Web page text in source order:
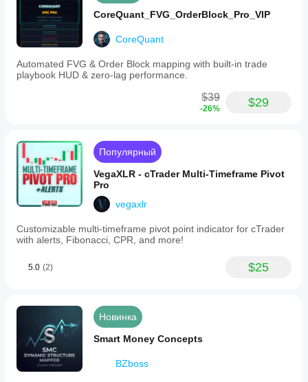
CoreQuant_FVG_OrderBlock_Pro_VIP
CoreQuant
Automated FVG & Order Block mapping with built-in trade
playbook HUD & zero-lag performance.
$39
-26% $29
Популярный
VegaXLR - cTrader Multi-Timeframe Pivot
Pro
vegaxlr
Customizable multi-timeframe pivot point indicator for cTrader
with alerts, Fibonacci, CPR, and more!
5.0 (2) $25
Новинка
Smart Money Concepts
BZboss